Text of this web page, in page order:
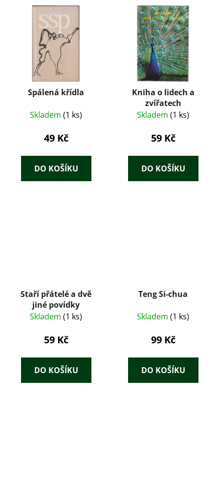
Spálená křídla
Skladem (1 ks)
49 Kč
DO KOŠÍKU
Kniha o lidech a
zvířatech
Skladem (1 ks)
59 Kč
DO KOŠÍKU
Staří přátelé a dvě
jiné povídky
Skladem (1 ks)
59 Kč
DO KOŠÍKU
Teng Si-chua
Skladem (1 ks)
99 Kč
DO KOŠÍKU